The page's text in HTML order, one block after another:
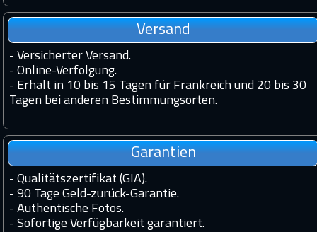
Versand
- Versicherter Versand.
- Online-Verfolgung.
- Erhalt in 10 bis 15 Tagen für Frankreich und 20 bis 30
Tagen bei anderen Bestimmungsorten.
Garantien
- Qualitätszertifikat (GIA).
- 90 Tage Geld-zurück-Garantie.
- Authentische Fotos.
- Sofortige Verfügbarkeit garantiert.